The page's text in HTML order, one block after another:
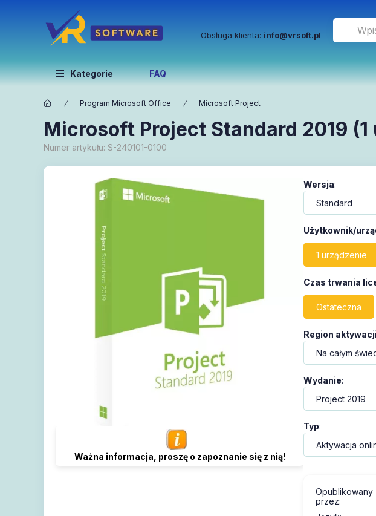
Obsługa klienta: info@vrsoft.pl
Kategorie FAQ
Program Microsoft Office Microsoft Project
Microsoft Project Standard 2019
Numer artykułu: S-240101-0100
Ważna informacja, proszę o zapoznanie się z nią!
Wersja:
Użytkownik/
1 urządzenie
Czas trwania
Ostateczna
Region aktywacji
Wydanie:
Typ:
Opublikowany
przez: